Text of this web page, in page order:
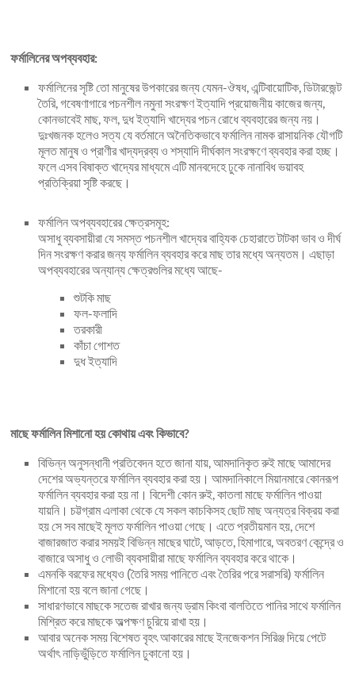
ফর্মালিনের অপব্যবহার:
ফর্মালিনের সৃষ্টি তো মানুষের উপকারের জন্য যেমন-ঔষধ, এন্টিবায়োটিক, ডিটারজেন্ট
তৈরি, গবেষণাগারে পচনশীল নমুনা সংরক্ষণ ইত্যাদি প্রয়োজনীয় কাজের জন্য,
কোনভাবেই মাছ, ফল, দুধ ইত্যাদি খাদ্যের পচন রোধে ব্যবহারের জন্য নয়।
দুঃখজনক হলেও সত্য যে বর্তমানে অনৈতিকভাবে ফর্মালিন নামক রাসায়নিক যৌগটি
মূলত মানুষ ও প্রাণীর খাদ্যদ্রব্য ও শস্যাদি দীর্ঘকাল সংরক্ষণে ব্যবহার করা হচ্ছ।
ফলে এসব বিষাক্ত খাদ্যের মাধ্যমে এটি মানবদেহে ঢুকে নানাবিধ ভয়াবহ
প্রতিক্রিয়া সৃষ্টি করছে।
ফর্মালিন অপব্যবহারের ক্ষেত্রসমূহ:
অসাধু ব্যবসায়ীরা যে সমস্ত পচনশীল খাদ্যের বাহ্যিক চেহারাতে টাটকা ভাব ও দীর্ঘ
দিন সংরক্ষণ করার জন্য ফর্মালিন ব্যবহার করে মাছ তার মধ্যে অন্যতম। এছাড়া
অপব্যবহারের অন্যান্য ক্ষেত্রগুলির মধ্যে আছে-
শুটকি মাছ
ফল-ফলাদি
তরকারী
কাঁচা গোশত
দুধ ইত্যাদি
মাছে ফর্মালিন মিশানো হয় কোথায় এবং কিভাবে?
বিভিন্ন অনুসন্ধানী প্রতিবেদন হতে জানা যায়, আমদানিকৃত রুই মাছে আমাদের
দেশের অভ্যন্তরে ফর্মালিন ব্যবহার করা হয়। আমদানিকালে মিয়ানমারে কোনরূপ
ফর্মালিন ব্যবহার করা হয় না। বিদেশী কোন রুই, কাতলা মাছে ফর্মালিন পাওয়া
যায়নি। চট্টগ্রাম এলাকা থেকে যে সকল কাচকিসহ ছোট মাছ অন্যত্র বিক্রয় করা
হয় সে সব মাছেই মূলত ফর্মালিন পাওয়া গেছে। এতে প্রতীয়মান হয়, দেশে
বাজারজাত করার সময়ই বিভিন্ন মাছের ঘাটে, আড়তে, হিমাগারে, অবতরণ কেন্দ্রে ও
বাজারে অসাধু ও লোভী ব্যবসায়ীরা মাছে ফর্মালিন ব্যবহার করে থাকে।
এমনকি বরফের মধ্যেও (তৈরি সময় পানিতে এবং তৈরির পরে সরাসরি) ফর্মালিন
মিশানো হয় বলে জানা গেছে।
সাধারণভাবে মাছকে সতেজ রাখার জন্য ড্রাম কিংবা বালতিতে পানির সাথে ফর্মালিন
মিশ্রিত করে মাছকে অল্পক্ষণ চুরিয়ে রাখা হয়।
আবার অনেক সময় বিশেষত বৃহৎ আকারের মাছে ইনজেকশন সিরিঞ্জ দিয়ে পেটে
অর্থাৎ নাড়িভুঁড়িতে ফর্মালিন ঢুকানো হয়।